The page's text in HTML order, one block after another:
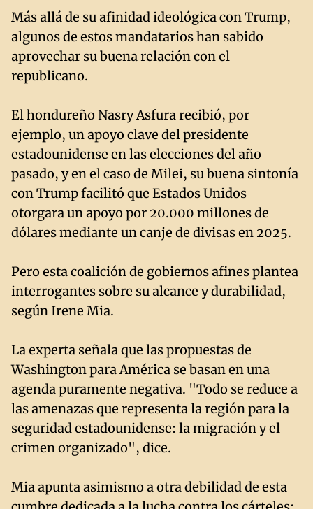
Más allá de su afinidad ideológica con Trump,
algunos de estos mandatarios han sabido
aprovechar su buena relación con el
republicano.
El hondureño Nasry Asfura recibió, por
ejemplo, un apoyo clave del presidente
estadounidense en las elecciones del año
pasado, y en el caso de Milei, su buena sintonía
con Trump facilitó que Estados Unidos
otorgara un apoyo por 20.000 millones de
dólares mediante un canje de divisas en 2025.
Pero esta coalición de gobiernos afines plantea
interrogantes sobre su alcance y durabilidad,
según Irene Mia.
La experta señala que las propuestas de
Washington para América se basan en una
agenda puramente negativa. "Todo se reduce a
las amenazas que representa la región para la
seguridad estadounidense: la migración y el
crimen organizado", dice.
Mia apunta asimismo a otra debilidad de esta